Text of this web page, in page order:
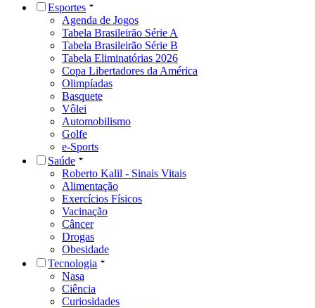
Esportes
Agenda de Jogos
Tabela Brasileirão Série A
Tabela Brasileirão Série B
Tabela Eliminatórias 2026
Copa Libertadores da América
Olimpíadas
Basquete
Vôlei
Automobilismo
Golfe
e-Sports
Saúde
Roberto Kalil - Sinais Vitais
Alimentação
Exercícios Físicos
Vacinação
Câncer
Drogas
Obesidade
Tecnologia
Nasa
Ciência
Curiosidades